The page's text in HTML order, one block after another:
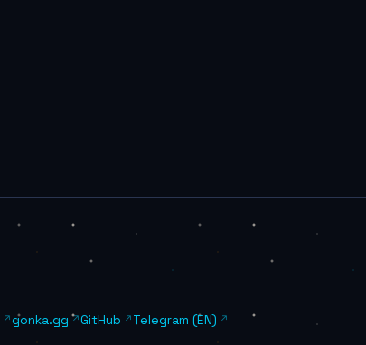
gonka.gg GitHub Telegram (EN)